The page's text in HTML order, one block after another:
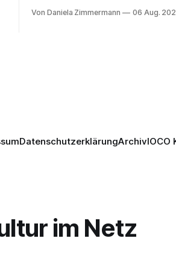
Wirklichkeit. Verena von
Von Daniela Zimmermann 06 Aug.
DatenschutzerklärungArchivIOCO
im Netz